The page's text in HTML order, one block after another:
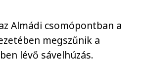
Almádi csomópontban a
megszűnik a
lévő sávelhúzás.